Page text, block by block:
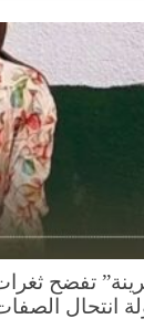
ثغرات
الصفات